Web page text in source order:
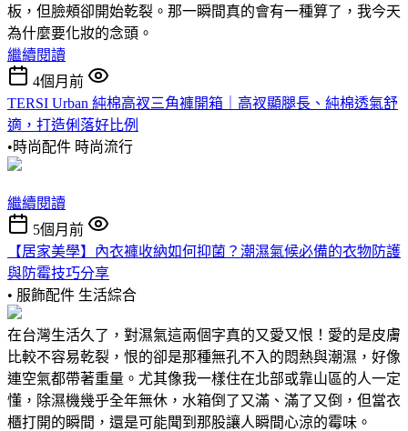
板，但臉頰卻開始乾裂。那一瞬間真的會有一種算了，我今天
為什麼要化妝的念頭。
繼續閱讀
4個月前
TERSI Urban 純棉高衩三角褲開箱｜高衩顯腿長、純棉透氣舒
適，打造俐落好比例
•時尚配件 時尚流行
繼續閱讀
5個月前
【居家美學】內衣褲收納如何抑菌？潮濕氣候必備的衣物防護
與防霉技巧分享
• 服飾配件 生活綜合
在台灣生活久了，對濕氣這兩個字真的又愛又恨！愛的是皮膚
比較不容易乾裂，恨的卻是那種無孔不入的悶熱與潮濕，好像
連空氣都帶著重量。尤其像我一樣住在北部或靠山區的人一定
懂，除濕機幾乎全年無休，水箱倒了又滿、滿了又倒，但當衣
櫃打開的瞬間，還是可能聞到那股讓人瞬間心涼的霉味。